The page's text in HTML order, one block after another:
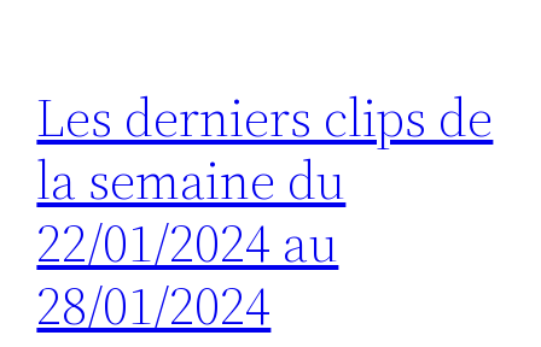
Les derniers clips de
la semaine du
22/01/2024 au
28/01/2024